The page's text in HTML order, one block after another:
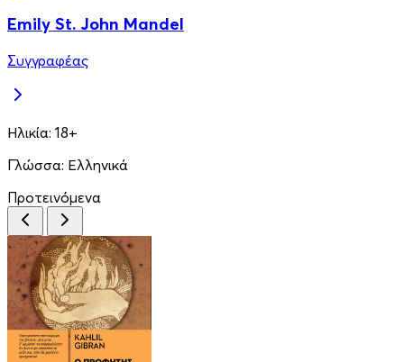
Emily St. John Mandel
Συγγραφέας
Ηλικία: 18+
Γλώσσα: Ελληνικά
Προτεινόμενα